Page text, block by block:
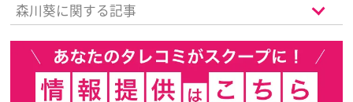
森川葵に関する記事